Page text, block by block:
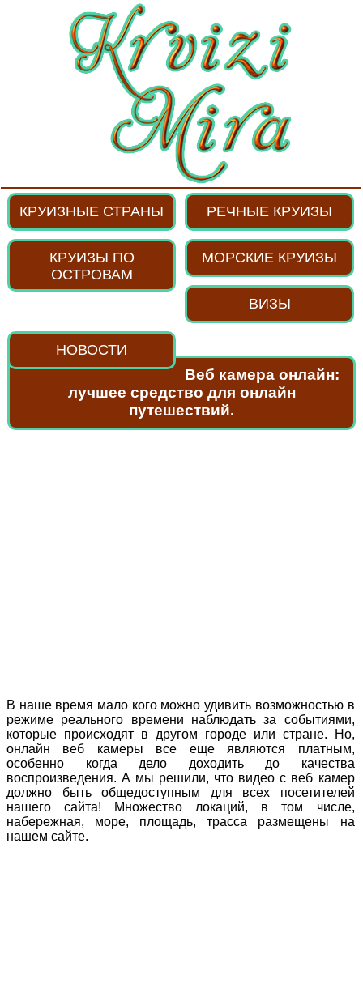
КРУИЗНЫЕ СТРАНЫ РЕЧНЫЕ КРУИЗЫ
КРУИЗЫ ПО
ОСТРОВАМ
МОРСКИЕ КРУИЗЫ
ВИЗЫ
НОВОСТИ
Веб камера онлайн:
лучшее средство для онлайн
путешествий.
В наше время мало кого можно удивить возможностью в
режиме реального времени наблюдать за событиями,
которые происходят в другом городе или стране. Но,
онлайн веб камеры все еще являются платным,
особенно когда дело доходить до качества
воспроизведения. А мы решили, что видео с веб камер
должно быть общедоступным для всех посетителей
нашего сайта! Множество локаций, в том числе,
набережная, море, площадь, трасса размещены на
нашем сайте.